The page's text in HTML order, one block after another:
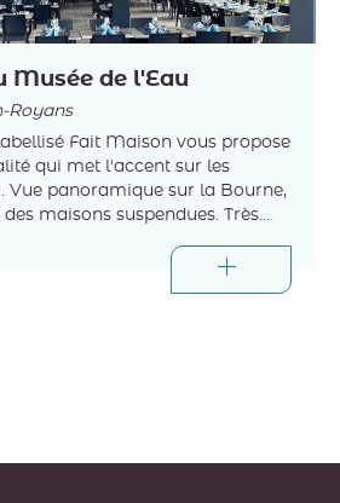
Musée de l'Eau
Royans
Fait Maison vous propose
qui met l'accent sur les
Vue panoramique sur la Bourne,
maisons suspendues. Très